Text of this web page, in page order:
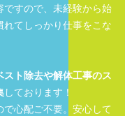
すので、未経験から始
てしっかり仕事をこな
スト除去や解体工事のス
しております！
心配ご不要。安心して